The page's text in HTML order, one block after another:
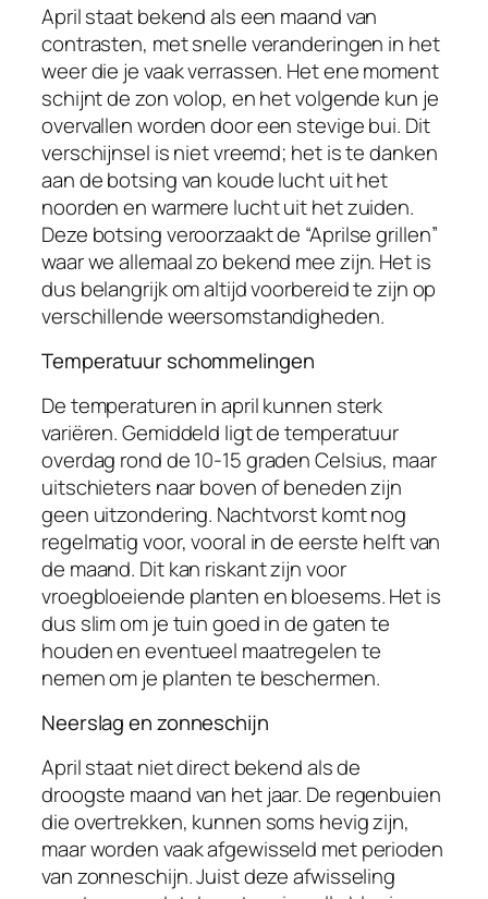
April staat bekend als een maand van
contrasten, met snelle veranderingen in het
weer die je vaak verrassen. Het ene moment
schijnt de zon volop, en het volgende kun je
overvallen worden door een stevige bui. Dit
verschijnsel is niet vreemd; het is te danken
aan de botsing van koude lucht uit het
noorden en warmere lucht uit het zuiden.
Deze botsing veroorzaakt de “Aprilse grillen”
waar we allemaal zo bekend mee zijn. Het is
dus belangrijk om altijd voorbereid te zijn op
verschillende weersomstandigheden.
Temperatuur schommelingen
De temperaturen in april kunnen sterk
variëren. Gemiddeld ligt de temperatuur
overdag rond de 10-15 graden Celsius, maar
uitschieters naar boven of beneden zijn
geen uitzondering. Nachtvorst komt nog
regelmatig voor, vooral in de eerste helft van
de maand. Dit kan riskant zijn voor
vroegbloeiende planten en bloesems. Het is
dus slim om je tuin goed in de gaten te
houden en eventueel maatregelen te
nemen om je planten te beschermen.
Neerslag en zonneschijn
April staat niet direct bekend als de
droogste maand van het jaar. De regenbuien
die overtrekken, kunnen soms hevig zijn,
maar worden vaak afgewisseld met perioden
van zonneschijn. Juist deze afwisseling